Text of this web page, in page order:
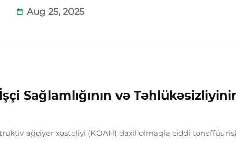
Aug 25, 2025
Sağlamlığının və
ağciyər xəstəliyi (KOAH) daxil olmaqla ciddi tənəffüs